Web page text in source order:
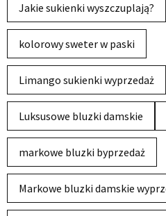
Jakie sukienki wyszczuplają?
kolorowy sweter w paski
Limango sukienki wyprzedaż
Luksusowe bluzki damskie
markowe bluzki byprzedaż
Markowe bluzki damskie